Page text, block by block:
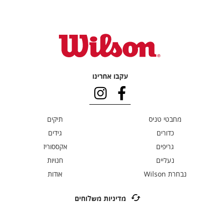
עקבו אחרינו
מחבטי טניס
תיקים
כדורים
גידים
גריפים
אקססוריז
נעליים
חנויות
נבחרת Wilson
אודות
מדיניות משלוחים